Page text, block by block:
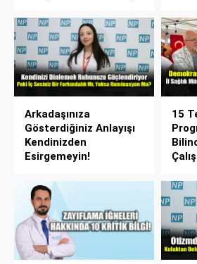
Arkadaşınıza
Gösterdiğiniz Anlayışı
Kendinizden
Esirgemeyin!
15